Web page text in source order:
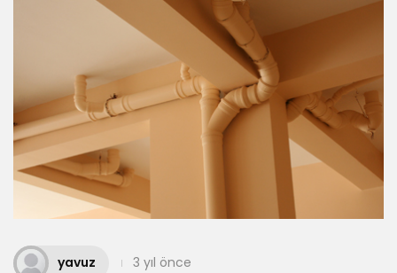
yavuz 3 yıl önce